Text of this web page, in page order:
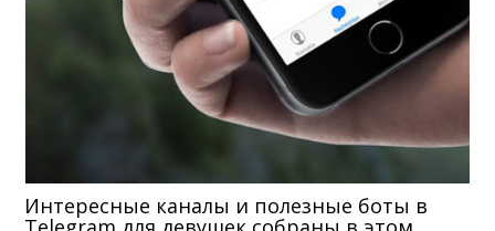
Интересные каналы и полезные боты в